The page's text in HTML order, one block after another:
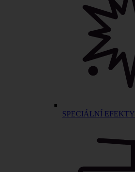
SPECIÁLNÍ EFEKTY